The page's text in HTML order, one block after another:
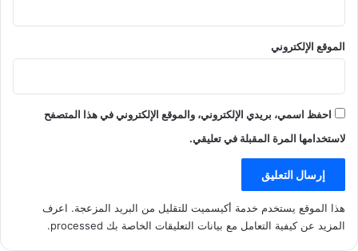
الموقع الإلكتروني
احفظ اسمي، بريدي الإلكتروني، والموقع الإلكتروني في هذا المتصفح
لاستخدامها المرة المقبلة في تعليقي.
هذا الموقع يستخدم خدمة أكيسميت للتقليل من البريد المزعجة. اعرف
المزيد عن كيفية التعامل مع بيانات التعليقات الخاصة بك processed
.